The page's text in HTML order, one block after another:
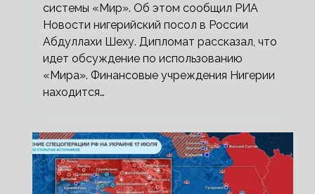
системы «Мир». Об этом сообщил РИА
Новости нигерийский посол в России
Абдуллахи Шеху. Дипломат рассказал, что
идет обсуждение по использованию
«Мира». Финансовые учреждения Нигерии
находится…